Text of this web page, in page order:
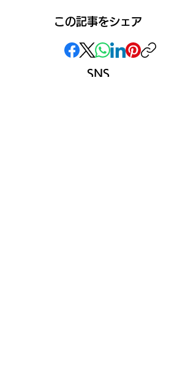
この記事をシェア
SNS